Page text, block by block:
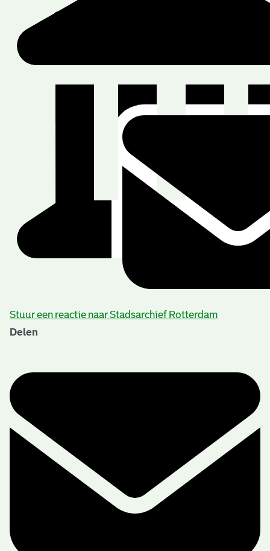
Stuur een reactie naar Stadsarchief Rotterdam
Delen